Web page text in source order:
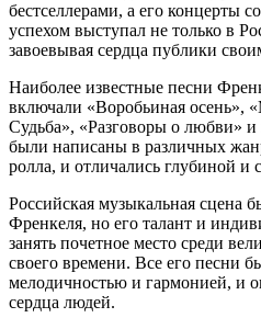
бестселлерами, а его концерты
успехом выступал не только в
завоевывая сердца публики
Наиболее известные песни
включали «Воробьиная осень»,
Судьба», «Разговоры о любви»
были написаны в различных
ролла, и отличались глубиной и
Российская музыкальная сцена
Френкеля, но его талант и
занять почетное место среди
своего времени. Все его песни
мелодичностью и гармонией, и
сердца людей.